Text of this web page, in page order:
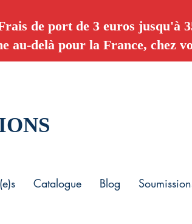
de port de 3 euros jusqu'à
au-delà pour la France, chez
Catalogue Blog